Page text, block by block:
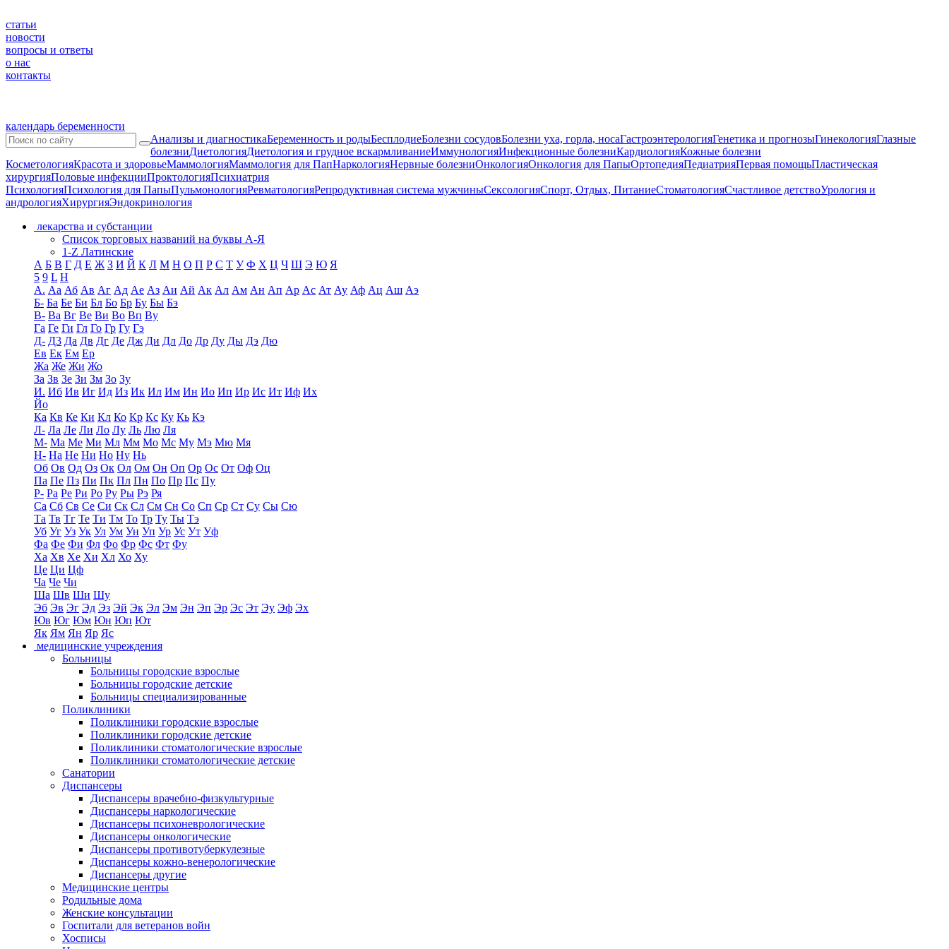
статьи
новости
вопросы и ответы
о нас
контакты
календарь беременности
Анализы и диагностикаБеременность и родыБесплодиеБолезни сосудовБолезни уха, горла, носаГастроэнтерологияГенетика и прогнозыГинекологияГлазные
болезниДиетологияДиетология и грудное вскармливаниеИммунологияИнфекционные болезниКардиологияКожные болезни
КосметологияКрасота и здоровьеМаммологияМаммология для ПапНаркологияНервные болезниОнкологияОнкология для ПапыОртопедияПедиатрияПервая помощьПластическая
хирургияПоловые инфекцииПроктологияПсихиатрия
ПсихологияПсихология для ПапыПульмонологияРевматологияРепродуктивная система мужчиныСексологияСпорт, Отдых, ПитаниеСтоматологияСчастливое детствоУрология и
андрологияХирургияЭндокринология
лекарства и субстанции
Список торговых названий на буквы А-Я
1-Z Латинские
А Б В Г Д Е Ж З И Й К Л М Н О П Р С Т У Ф Х Ц Ч Ш Э Ю Я
5 9 L H
А. Аа Аб Ав Аг Ад Ае Аз Аи Ай Ак Ал Ам Ан Ап Ар Ас Ат Ау Аф Ац Аш Аэ
Б- Ба Бе Би Бл Бо Бр Бу Бы Бэ
В- Ва Вг Ве Ви Во Вп Ву
Га Ге Ги Гл Го Гр Гу Гэ
Д- Д3 Да Дв Дг Де Дж Ди Дл До Др Ду Ды Дэ Дю
Ев Ек Ем Ер
Жа Же Жи Жо
За Зв Зе Зи Зм Зо Зу
И. Иб Ив Иг Ид Из Ик Ил Им Ин Ио Ип Ир Ис Ит Иф Их
Йо
Ка Кв Ке Ки Кл Ко Кр Кс Ку Кь Кэ
Л- Ла Ле Ли Ло Лу Ль Лю Ля
М- Ма Ме Ми Мл Мм Мо Мс Му Мэ Мю Мя
Н- На Не Ни Но Ну Нь
Об Ов Од Оз Ок Ол Ом Он Оп Ор Ос От Оф Оц
Па Пе Пз Пи Пк Пл Пн По Пр Пс Пу
Р- Ра Ре Ри Ро Ру Ры Рэ Ря
Са Сб Св Се Си Ск Сл См Сн Со Сп Ср Ст Су Сы Сю
Та Тв Тг Те Ти Тм То Тр Ту Ты Тэ
Уб Уг Уз Ук Ул Ум Ун Уп Ур Ус Ут Уф
Фа Фе Фи Фл Фо Фр Фс Фт Фу
Ха Хв Хе Хи Хл Хо Ху
Це Ци Цф
Ча Че Чи
Ша Шв Ши Шу
Эб Эв Эг Эд Эз Эй Эк Эл Эм Эн Эп Эр Эс Эт Эу Эф Эх
Юв Юг Юм Юн Юп Ют
Як Ям Ян Яр Яс
медицинские учреждения
Больницы
Больницы городские взрослые
Больницы городские детские
Больницы специализированные
Поликлиники
Поликлиники городские взрослые
Поликлиники городские детские
Поликлиники стоматологические взрослые
Поликлиники стоматологические детские
Санатории
Диспансеры
Диспансеры врачебно-физкультурные
Диспансеры наркологические
Диспансеры психоневрологические
Диспансеры онкологические
Диспансеры противотуберкулезные
Диспансеры кожно-венерологические
Диспансеры другие
Медицинские центры
Родильные дома
Женские консультации
Госпитали для ветеранов войн
Хосписы